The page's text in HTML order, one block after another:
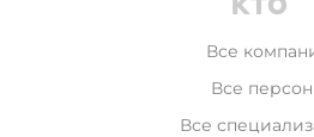
Все
Все
Все